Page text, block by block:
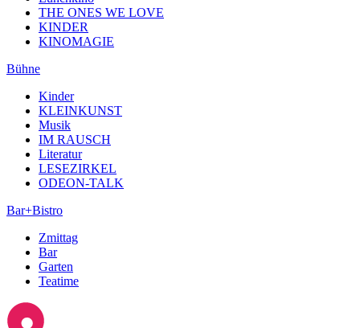
THE ONES WE LOVE
KINDER
KINOMAGIE
Bühne
Kinder
KLEINKUNST
Musik
IM RAUSCH
Literatur
LESEZIRKEL
ODEON-TALK
Bar+Bistro
Zmittag
Bar
Garten
Teatime